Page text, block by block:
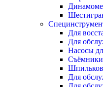
Для
Для
Насосы
Для